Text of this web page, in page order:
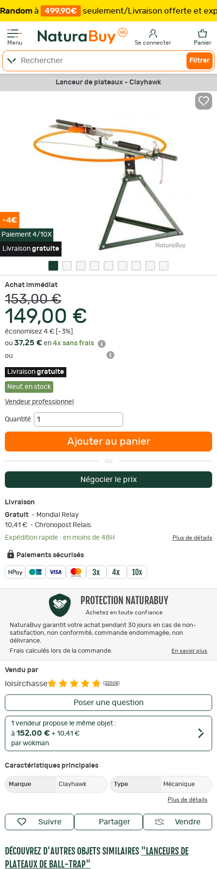
à 499,90€ seulement/Livraison offerte et
Menu Se connecter Panier
Filtrer
Lanceur de plateaux - Clayhawk
-4€
Paiement 4/10X
Livraison gratuite
Achat immédiat
153,00 €
149,00 €
économisez 4 € [-3%]
ou 37,25 € en 4x sans frais
ou
Livraison gratuite
Neuf, en stock
Vendeur professionnel
Quantité
Ajouter au panier
ou
Négocier le prix
Livraison
Gratuit - Mondial Relay
10,41 € - Chronopost Relais
Expédition rapide : en moins de 48H
Plus de détails
Paiements sécurisés
PROTECTION NATURABUY
Achetez en toute confiance
NaturaBuy garantit votre achat pendant 30 jours en cas de non-
satisfaction, non conformité, commande endommagée, non
délivrance.
Frais calculés lors de la commande.
En savoir plus
Vendu par
loisirchasse (32008)
Poser une question
1 vendeur propose le même objet :
à 152,00 € + 10,41 €
par wokman
Caractéristiques principales
Marque Clayhawk Type Mécanique
Plus de détails
Suivre Partager Vendre
DÉCOUVREZ D'AUTRES OBJETS SIMILAIRES "LANCEURS DE
PLATEAUX DE BALL-TRAP"